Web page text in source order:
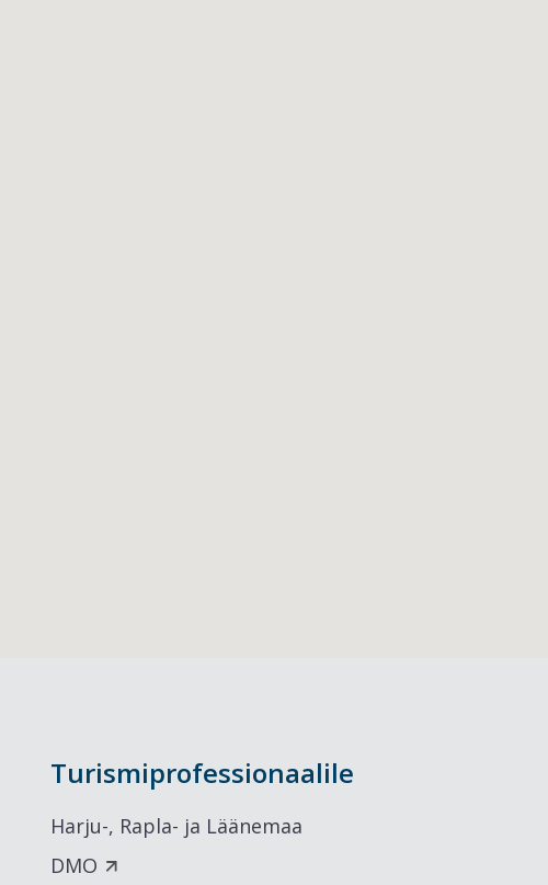
Turismiprofessionaalile
Harju-, Rapla- ja Läänemaa
DMO